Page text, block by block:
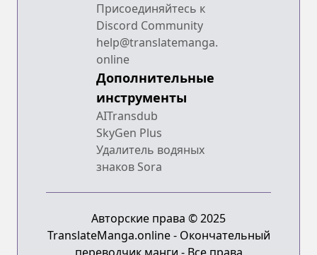
Присоединяйтесь к
Discord Community
help@translatemanga.
online
Дополнительные
инструменты
AITransdub
SkyGen Plus
Удалитель водяных
знаков Sora
Авторские права © 2025
TranslateManga.online - Окончательный